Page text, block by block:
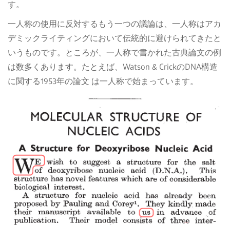
す。
一人称の使用に反対するもう一つの議論は、一人称はアカ
デミックライティングにおいて伝統的に避けられてきたと
いうものです。ところが、一人称で書かれた古典論文の例
は数多くあります。たとえば、Watson & CrickのDNA構造
に関する1953年の論文 は一人称で始まっています。